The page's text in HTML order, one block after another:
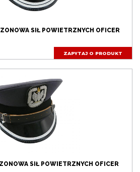
SIŁ POWIETRZNYCH OFICER
ZAPYTAJ O PRODUKT
SIŁ POWIETRZNYCH OFICER